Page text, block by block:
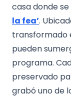
casa donde
la fea’.
transformado
pueden
programa.
preservado
grabó uno de